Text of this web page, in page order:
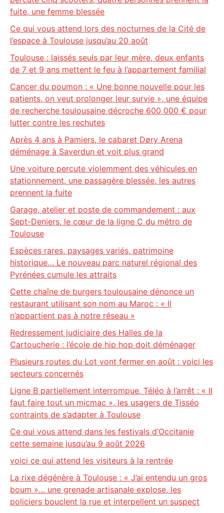
fuite, une femme blessée
Ce qui vous attend lors des nocturnes de la Cité de
l’espace à Toulouse jusqu’au 20 août
Toulouse : laissés seuls par leur mère, deux enfants
de 7 et 9 ans mettent le feu à l’appartement familial
Cancer du poumon : « Une bonne nouvelle pour les
patients, on veut prolonger leur survie », une équipe
de recherche toulousaine décroche 600 000 € pour
lutter contre les rechutes
Après 4 ans à Pamiers, le cabaret Døry Arena
déménage à Saverdun et voit plus grand
Une voiture percute violemment des véhicules en
stationnement, une passagère blessée, les autres
prennent la fuite
Garage, atelier et poste de commandement : aux
Sept-Deniers, le cœur de la ligne C du métro de
Toulouse
Espèces rares, paysages variés, patrimoine
historique… Le nouveau parc naturel régional des
Pyrénées cumule les attraits
Cette chaîne de burgers toulousaine dénonce un
restaurant utilisant son nom au Maroc : « Il
n’appartient pas à notre réseau »
Redressement judiciaire des Halles de la
Cartoucherie : l’école de hip hop doit déménager
Plusieurs routes du Lot vont fermer en août : voici les
secteurs concernés
Ligne B partiellement interrompue, Téléo à l’arrêt : « Il
faut faire tout un micmac », les usagers de Tisséo
contraints de s’adapter à Toulouse
Ce qui vous attend dans les festivals d’Occitanie
cette semaine jusqu’au 9 août 2026
voici ce qui attend les visiteurs à la rentrée
La rixe dégénère à Toulouse : « J’ai entendu un gros
boum »… une grenade artisanale explose, les
policiers bouclent la rue et interpellent un suspect